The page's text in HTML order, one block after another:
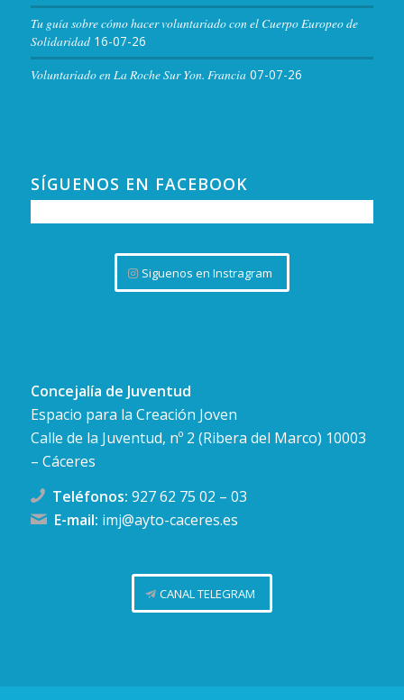
Tu guía sobre cómo hacer voluntariado con el Cuerpo Europeo de
Solidaridad 16-07-26
Voluntariado en La Roche Sur Yon. Francia 07-07-26
SÍGUENOS EN FACEBOOK
Siguenos en Instragram
Concejalía de Juventud
Espacio para la Creación Joven
Calle de la Juventud, nº 2 (Ribera del Marco) 10003
– Cáceres
Teléfonos: 927 62 75 02 – 03
E-mail: imj@ayto-caceres.es
CANAL TELEGRAM